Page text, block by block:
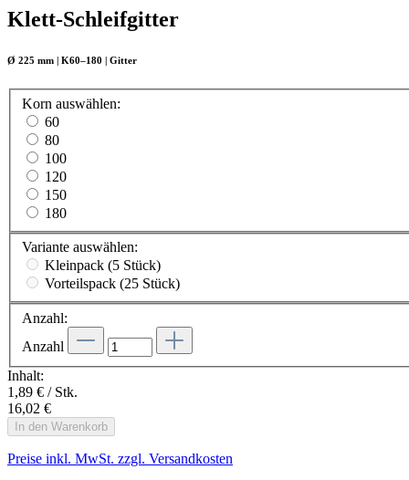
Klett-Schleifgitter
Ø 225 mm | K60–180 | Gitter
Korn auswählen:
60
80
100
120
150
180
Variante auswählen:
Kleinpack (5 Stück)
Vorteilspack (25 Stück)
Anzahl:
Anzahl
Inhalt:
1,89 € / Stk.
16,02 €
In den Warenkorb
Preise inkl. MwSt. zzgl. Versandkosten